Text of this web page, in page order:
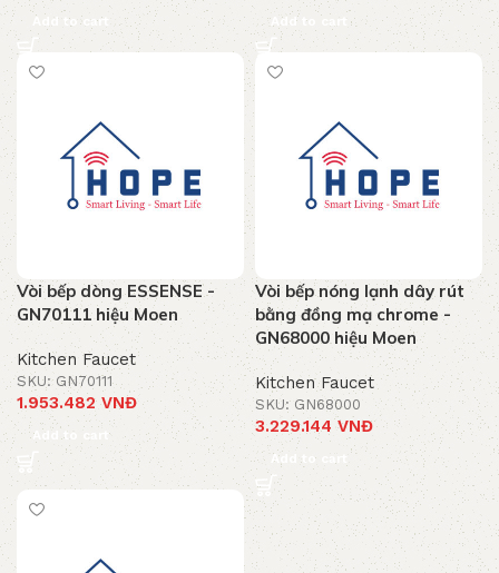
Add to cart Add to cart
Vòi bếp dòng ESSENSE -
GN70111 hiệu Moen
Kitchen Faucet
SKU: GN70111
1.953.482VNĐ
Add to cart
Vòi bếp nóng lạnh dây rút
bằng đồng mạ chrome -
GN68000 hiệu Moen
Kitchen Faucet
SKU: GN68000
3.229.144VNĐ
Add to cart